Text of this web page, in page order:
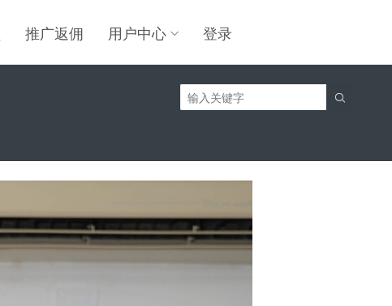
推广返佣 用户中心 登录
